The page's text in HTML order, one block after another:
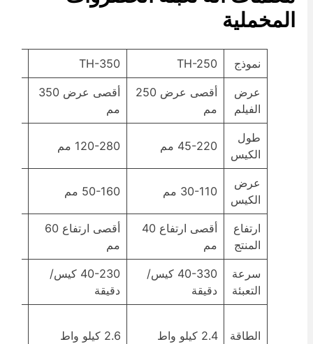
المخملية
نموذج TH-250
TH-350
عرض
الفيلم
أقصى عرض 250
مم
أقصى عرض 350
طول
الكيس
45-220 مم 120-280 مم
عرض
الكيس
30-110 مم 50-160 مم
ارتفاع
المنتج
أقصى ارتفاع 40
مم
أقصى ارتفاع 60
سرعة
التعبئة
40-330 كيس/
دقيقة
40-230 كيس/
دقيقة
الطاقة 2.4 كيلو واط